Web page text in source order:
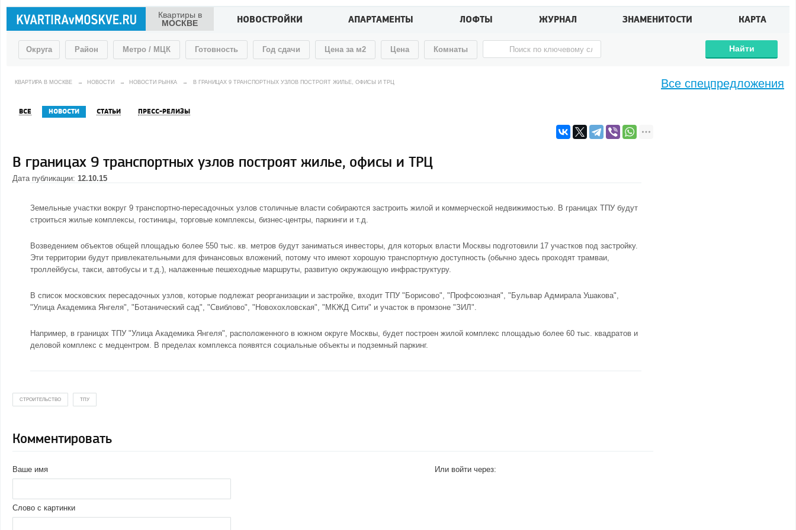
Квартиры в
МОСКВЕ
НОВОСТРОЙКИ АПАРТАМЕНТЫ ЛОФТЫ ЖУРНАЛ ЗНАМЕНИТОСТИ КАРТА
Округа Район Метро / МЦК Готовность Год сдачи Цена за м2 Цена Комнаты Найти
КВАРТИРА В МОСКВЕ → НОВОСТИ → НОВОСТИ РЫНКА → В ГРАНИЦАХ 9 ТРАНСПОРТНЫХ УЗЛОВ ПОСТРОЯТ ЖИЛЬЕ, ОФИСЫ И ТРЦ
ВСЕ НОВОСТИ СТАТЬИ ПРЕСС-РЕЛИЗЫ
В границах 9 транспортных узлов построят жилье, офисы и ТРЦ
Дата публикации: 12.10.15
Земельные участки вокруг 9 транспортно-пересадочных узлов столичные власти собираются застроить жилой и коммерческой недвижимостью. В границах ТПУ будут
строиться жилые комплексы, гостиницы, торговые комплексы, бизнес-центры, паркинги и т.д.
Возведением объектов общей площадью более 550 тыс. кв. метров будут заниматься инвесторы, для которых власти Москвы подготовили 17 участков под застройку.
Эти территории будут привлекательными для финансовых вложений, потому что имеют хорошую транспортную доступность (обычно здесь проходят трамваи,
троллейбусы, такси, автобусы и т.д.), налаженные пешеходные маршруты, развитую окружающую инфраструктуру.
В список московских пересадочных узлов, которые подлежат реорганизации и застройке, входит ТПУ "Борисово", "Профсоюзная", "Бульвар Адмирала Ушакова",
"Улица Академика Янгеля", "Ботанический сад", "Свиблово", "Новохохловская", "МКЖД Сити" и участок в промзоне "ЗИЛ".
Например, в границах ТПУ "Улица Академика Янгеля", расположенного в южном округе Москвы, будет построен жилой комплекс площадью более 60 тыс. квадратов и
деловой комплекс с медцентром. В пределах комплекса появятся социальные объекты и подземный паркинг.
СТРОИТЕЛЬСТВО ТПУ
Комментировать
Ваше имя
Слово с картинки
Или войти через:
Все спецпредложения